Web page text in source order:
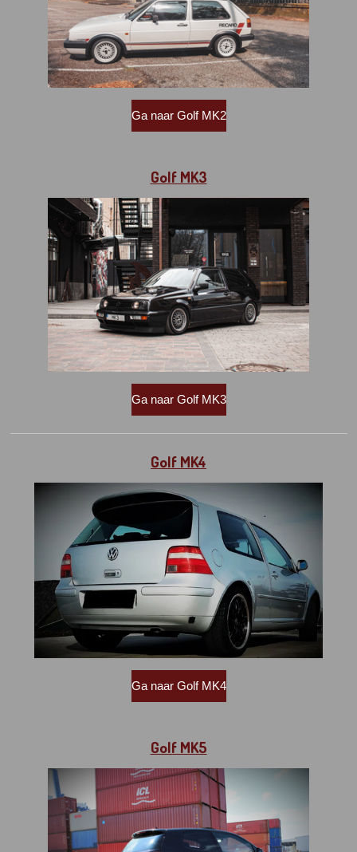
Ga naar Golf MK2
Golf MK3
Ga naar Golf MK3
Golf MK4
Ga naar Golf MK4
Golf MK5